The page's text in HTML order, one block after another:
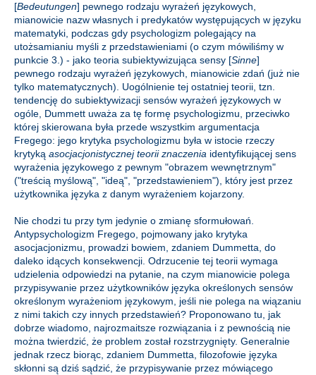
[Bedeutungen] pewnego rodzaju wyrażeń językowych,
mianowicie nazw własnych i predykatów występujących w języku
matematyki, podczas gdy psychologizm polegający na
utożsamianiu myśli z przedstawieniami (o czym mówiliśmy w
punkcie 3.) - jako teoria subiektywizująca sensy [Sinne]
pewnego rodzaju wyrażeń językowych, mianowicie zdań (już nie
tylko matematycznych). Uogólnienie tej ostatniej teorii, tzn.
tendencję do subiektywizacji sensów wyrażeń językowych w
ogóle, Dummett uważa za tę formę psychologizmu, przeciwko
której skierowana była przede wszystkim argumentacja
Fregego: jego krytyka psychologizmu była w istocie rzeczy
krytyką asocjacjonistycznej teorii znaczenia identyfikującej sens
wyrażenia językowego z pewnym "obrazem wewnętrznym"
("treścią myślową", "ideą", "przedstawieniem"), który jest przez
użytkownika języka z danym wyrażeniem kojarzony.
Nie chodzi tu przy tym jedynie o zmianę sformułowań.
Antypsychologizm Fregego, pojmowany jako krytyka
asocjacjonizmu, prowadzi bowiem, zdaniem Dummetta, do
daleko idących konsekwencji. Odrzucenie tej teorii wymaga
udzielenia odpowiedzi na pytanie, na czym mianowicie polega
przypisywanie przez użytkowników języka określonych sensów
określonym wyrażeniom językowym, jeśli nie polega na wiązaniu
z nimi takich czy innych przedstawień? Proponowano tu, jak
dobrze wiadomo, najrozmaitsze rozwiązania i z pewnością nie
można twierdzić, że problem został rozstrzygnięty. Generalnie
jednak rzecz biorąc, zdaniem Dummetta, filozofowie języka
skłonni są dziś sądzić, że przypisywanie przez mówiącego